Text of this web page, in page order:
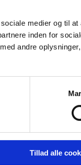
medier og til at
inden for
andre
Tillad alle